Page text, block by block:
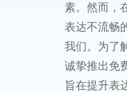
素。然而，
表达不流畅
我们。为了
诚挚推出免
旨在提升表